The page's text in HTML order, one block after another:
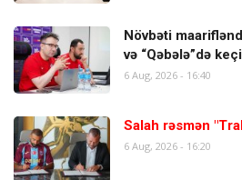
Növbəti
və “Qəbələ”də
6 Aug, 2026 - 16:40
Salah rəsmən
6 Aug, 2026 - 16:20